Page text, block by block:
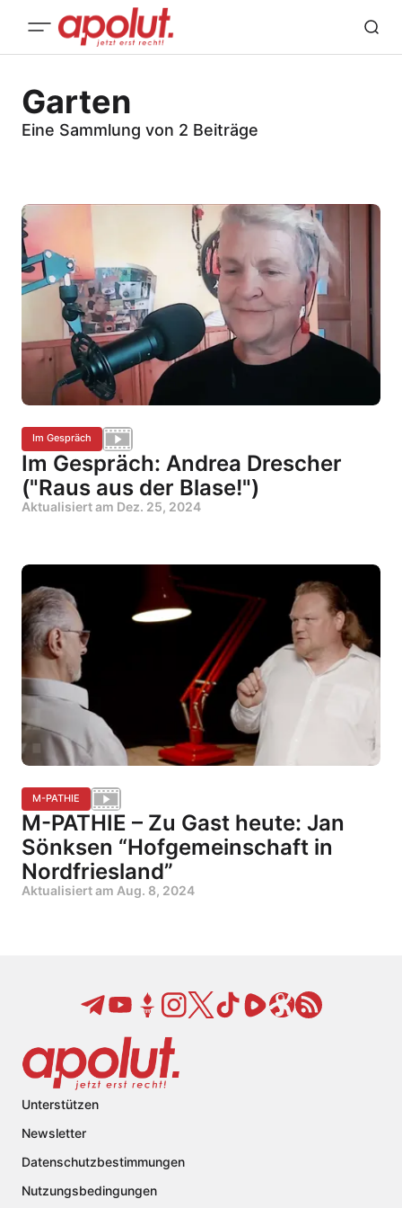
Garten
Eine Sammlung von 2 Beiträge
Im Gespräch
Im Gespräch: Andrea Drescher
("Raus aus der Blase!")
Aktualisiert am Dez. 25, 2024
M-PATHIE
M-PATHIE – Zu Gast heute: Jan
Sönksen “Hofgemeinschaft in
Nordfriesland”
Aktualisiert am Aug. 8, 2024
Unterstützen
Newsletter
Datenschutzbestimmungen
Nutzungsbedingungen